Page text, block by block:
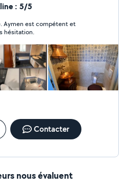
: 5/5
Aymen est compétent et
hésitation.
Contacter
nous évaluent